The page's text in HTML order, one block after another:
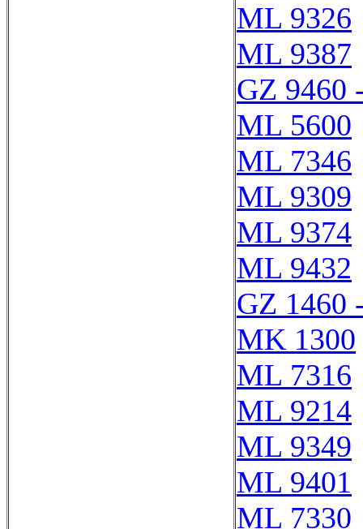
ML 9326
ML 9387
GZ 9460
ML 5600
ML 7346
ML 9309
ML 9374
ML 9432
GZ 1460
MK 1300
ML 7316
ML 9214
ML 9349
ML 9401
ML 7330